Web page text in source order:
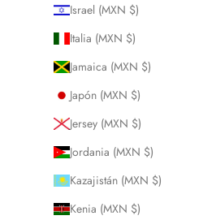
Israel (MXN $)
Italia (MXN $)
Jamaica (MXN $)
Japón (MXN $)
Jersey (MXN $)
Jordania (MXN $)
Kazajistán (MXN $)
Kenia (MXN $)